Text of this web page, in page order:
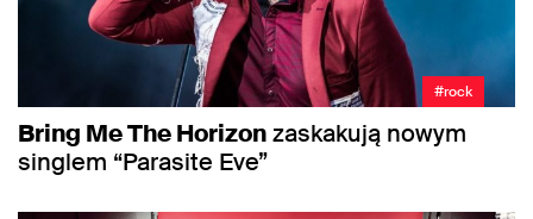
#rock
Bring Me The Horizonzaskakują nowym
singlem “Parasite Eve”